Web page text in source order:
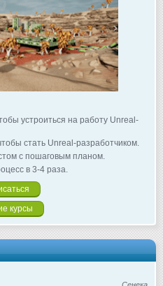
устроиться на работу Unreal-
стать Unreal-разработчиком.
с пошаговым планом.
в 3-4 раза.
курсы